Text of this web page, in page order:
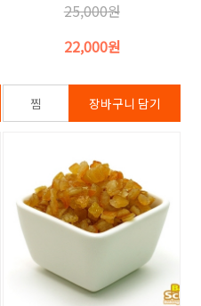
25,000원
22,000원